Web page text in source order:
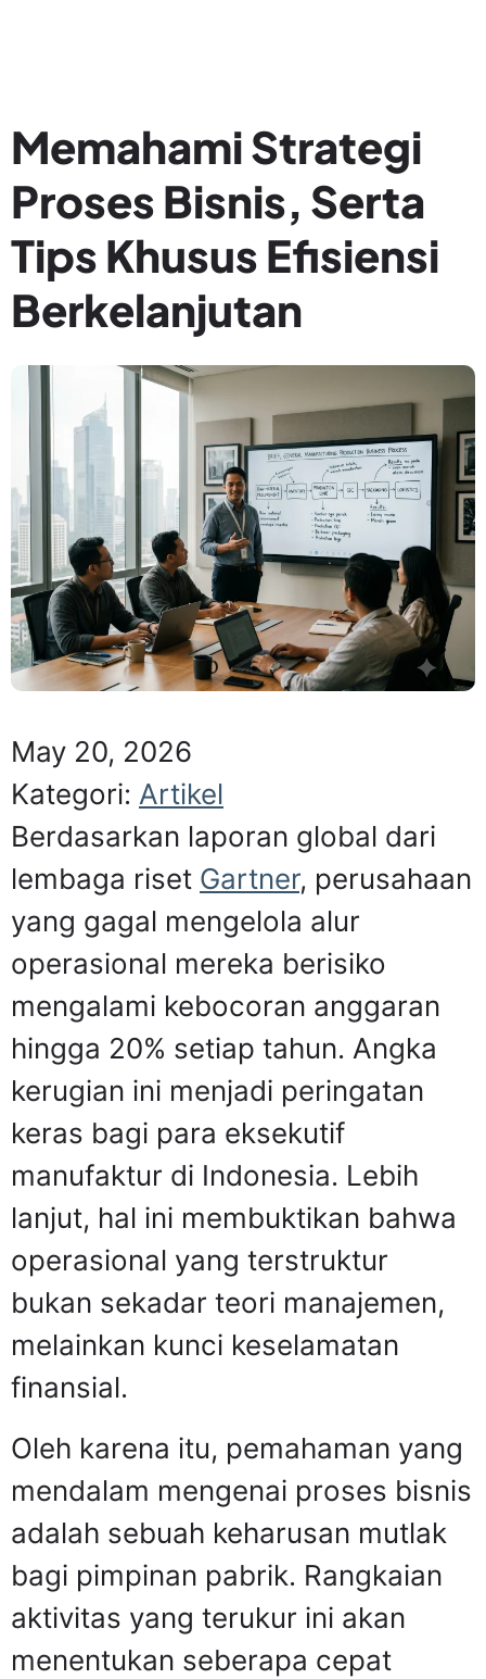
Memahami Strategi
Proses Bisnis, Serta
Tips Khusus Efisiensi
Berkelanjutan
May 20, 2026
Kategori: Artikel
Berdasarkan laporan global dari
lembaga riset Gartner, perusahaan
yang gagal mengelola alur
operasional mereka berisiko
mengalami kebocoran anggaran
hingga 20% setiap tahun. Angka
kerugian ini menjadi peringatan
keras bagi para eksekutif
manufaktur di Indonesia. Lebih
lanjut, hal ini membuktikan bahwa
operasional yang terstruktur
bukan sekadar teori manajemen,
melainkan kunci keselamatan
finansial.
Oleh karena itu, pemahaman yang
mendalam mengenai proses bisnis
adalah sebuah keharusan mutlak
bagi pimpinan pabrik. Rangkaian
aktivitas yang terukur ini akan
menentukan seberapa cepat